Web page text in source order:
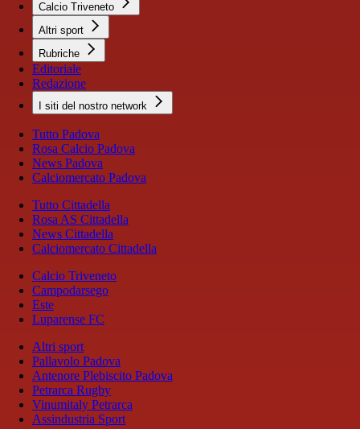
Calcio Triveneto
Altri sport
Rubriche
Editoriale
Redazione
I siti del nostro network
Tutto Padova
Rosa Calcio Padova
News Padova
Calciomercato Padova
Tutto Cittadella
Rosa AS Cittadella
News Cittadella
Calciomercato Cittadella
Calcio Triveneto
Campodarsego
Este
Luparense FC
Altri sport
Pallavolo Padova
Antenore Plebiscito Padova
Petrarca Rugby
Vinumitaly Petrarca
Assindustria Sport